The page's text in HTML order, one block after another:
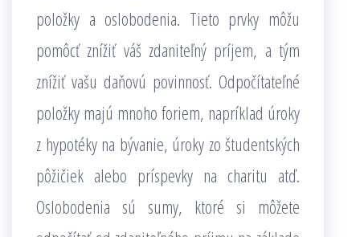
položky a oslobodenia. Tieto prvky môžu
pomôcť znížiť váš zdaniteľný príjem, a tým
znížiť vašu daňovú povinnosť. Odpočítateľné
položky majú mnoho foriem, napríklad úroky
z hypotéky na bývanie, úroky zo študentských
pôžičiek alebo príspevky na charitu atď.
Oslobodenia sú sumy, ktoré si môžete